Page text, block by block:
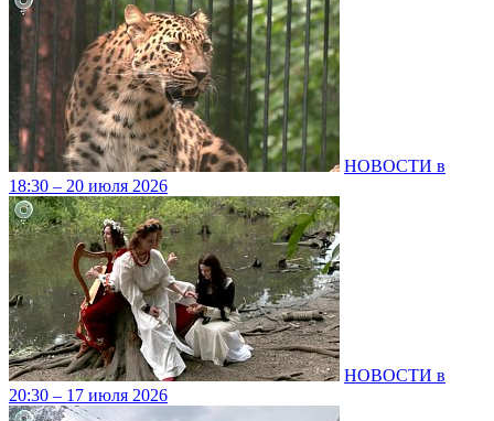
НОВОСТИ в
18:30 – 20 июля 2026
НОВОСТИ в
20:30 – 17 июля 2026